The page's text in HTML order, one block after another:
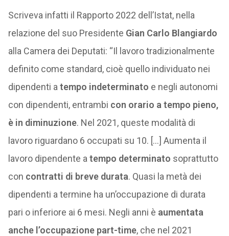
Scriveva infatti il Rapporto 2022 dell’Istat, nella
relazione del suo Presidente Gian Carlo Blangiardo
alla Camera dei Deputati: “Il lavoro tradizionalmente
definito come standard, cioè quello individuato nei
dipendenti a tempo indeterminato e negli autonomi
con dipendenti, entrambi con orario a tempo pieno,
è in diminuzione. Nel 2021, queste modalità di
lavoro riguardano 6 occupati su 10. […] Aumenta il
lavoro dipendente a tempo determinato soprattutto
con contratti di breve durata. Quasi la metà dei
dipendenti a termine ha un’occupazione di durata
pari o inferiore ai 6 mesi. Negli anni è aumentata
anche l’occupazione part-time, che nel 2021